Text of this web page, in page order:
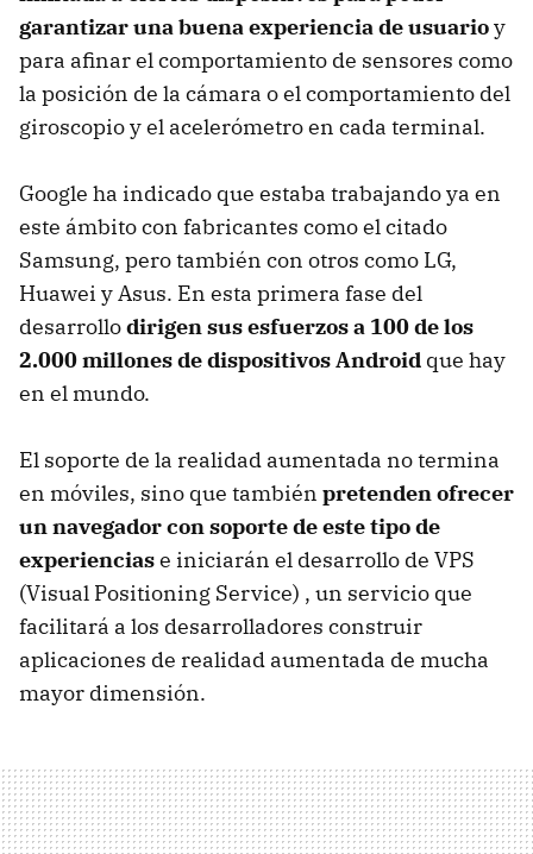
garantizar una buena experiencia de usuarioy
para afinar el comportamiento de sensores como
la posición de la cámara o el comportamiento del
giroscopio y el acelerómetro en cada terminal.
Google ha indicado que estaba trabajando ya en
este ámbito con fabricantes como el citado
Samsung, pero también con otros como LG,
Huawei y Asus. En esta primera fase del
desarrollodirigen sus esfuerzos a 100 de los
2.000 millones de dispositivos Android que hay
en el mundo.
El soporte de la realidad aumentada no termina
en móviles, sino que también pretenden ofrecer
un navegador con soporte de este tipo de
experienciase iniciarán el desarrollo de VPS
(Visual Positioning Service) , un servicio que
facilitará a los desarrolladores construir
aplicaciones de realidad aumentada de mucha
mayor dimensión.